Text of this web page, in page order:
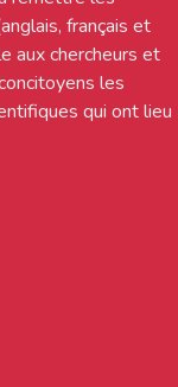
français et
aux chercheurs et
les
qui ont lieu